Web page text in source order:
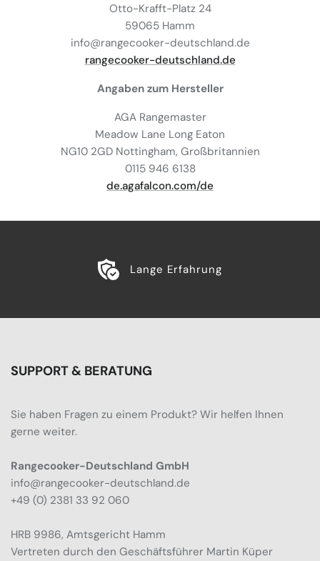
Otto-Krafft-Platz 24
59065 Hamm
info@rangecooker-deutschland.de
rangecooker-deutschland.de
Angaben zum Hersteller
AGA Rangemaster
Meadow Lane Long Eaton
NG10 2GD Nottingham, Großbritannien
0115 946 6138
de.agafalcon.com/de
Lange Erfahrung
SUPPORT & BERATUNG
Sie haben Fragen zu einem Produkt? Wir helfen Ihnen
gerne weiter.
Rangecooker-Deutschland GmbH
info@rangecooker-deutschland.de
+49 (0) 2381 33 92 060
HRB 9986, Amtsgericht Hamm
Vertreten durch den Geschäftsführer Martin Küper